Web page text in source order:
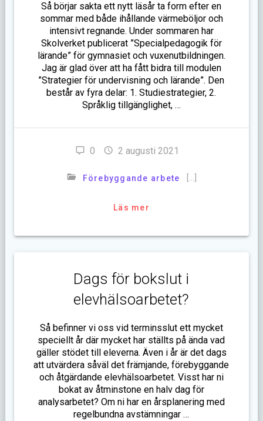
Så börjar sakta ett nytt läsår ta form efter en
sommar med både ihållande värmeböljor och
intensivt regnande. Under sommaren har
Skolverket publicerat ”Specialpedagogik för
lärande” för gymnasiet och vuxenutbildningen.
Jag är glad över att ha fått bidra till modulen
”Strategier för undervisning och lärande”. Den
består av fyra delar: 1. Studiestrategier, 2.
Språklig tillgänglighet, …
0 2 augusti 2021
Förebyggande arbete
Läs mer
Dags för bokslut i
elevhälsoarbetet?
Så befinner vi oss vid terminsslut ett mycket
speciellt år där mycket har ställts på ända vad
gäller stödet till eleverna. Även i år är det dags
att utvärdera såväl det främjande, förebyggande
och åtgärdande elevhälsoarbetet. Visst har ni
bokat av åtminstone en halv dag för
analysarbetet? Om ni har en årsplanering med
regelbundna avstämningar …